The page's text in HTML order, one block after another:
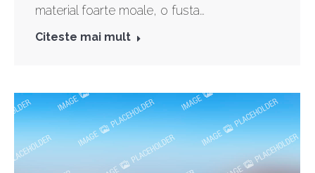
material foarte moale, o fusta…
Citeste mai mult